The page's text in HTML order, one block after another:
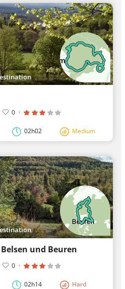
0 ·
02h02 Medium
und Beuren
0 ·
02h14 Hard